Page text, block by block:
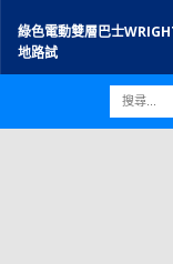
綠色電動雙層巴士
地路試